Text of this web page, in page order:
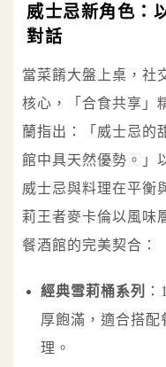
威士忌新角色：
對話
當菜餚大盤上桌，社
核心，「合食共享」
蘭指出：「威士忌的
館中具天然優勢。」
威士忌與料理在平衡
莉王者麥卡倫以風味
餐酒館的完美契合：
經典雪莉桶系列
厚飽滿，適合搭
理。